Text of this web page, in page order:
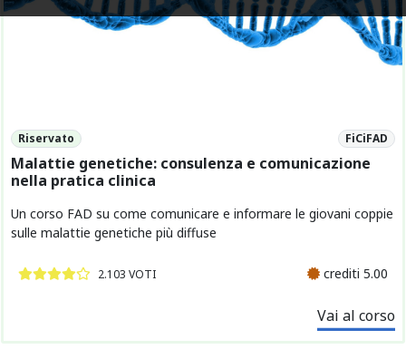
Riservato FiCiFAD
Malattie genetiche: consulenza e comunicazione
nella pratica clinica
Un corso FAD su come comunicare e informare le giovani coppie
sulle malattie genetiche più diffuse
2.103 VOTI crediti 5.00
Vai al corso